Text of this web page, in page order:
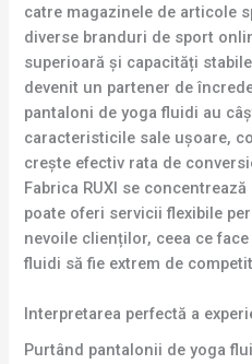
catre magazinele de articole
diverse branduri de sport
superioară și capacități
devenit un partener de
pantaloni de yoga fluidi au
caracteristicile sale ușoare,
crește efectiv rata de
Fabrica RUXI se
poate oferi servicii flexibile
nevoile clienților, ceea ce
fluidi să fie extrem de
Interpretarea perfectă a
Purtând pantalonii de yoga